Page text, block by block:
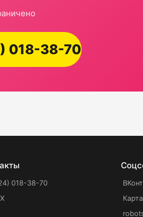
018-38-70
018-38-70